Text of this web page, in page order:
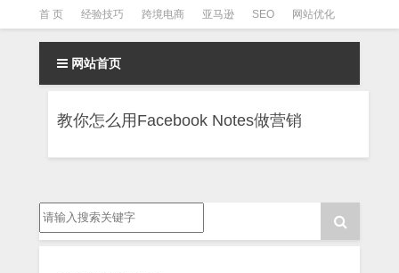
首 页 经验技巧 跨境电商 亚马逊 SEO 网站优化
Facebook营销 Facebook广告 facebook营销技巧
instagram营销
网站首页
教你怎么用Facebook Notes做营销